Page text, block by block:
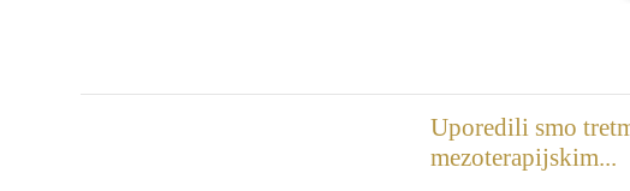
Uporedili smo
mezoterapijskim...